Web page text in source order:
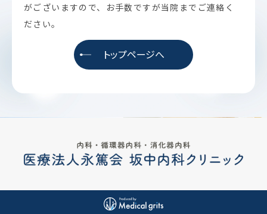
がございますので、お手数ですが当院までご連絡く
ださい。
トップページへ
Previous